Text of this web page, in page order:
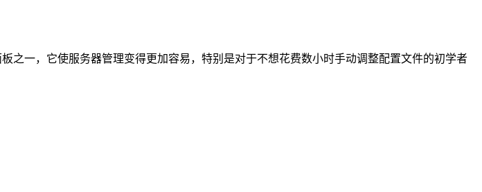
之一，它使服务器管理变得更加容易，特别是对于不想花费数小时手动调整配置文件的初学者